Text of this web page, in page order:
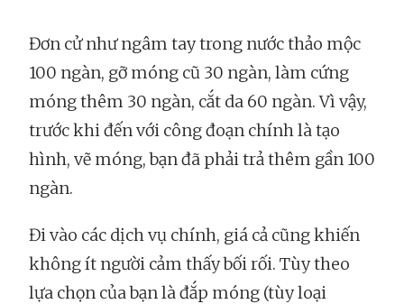
Đơn cử như ngâm tay trong nước thảo mộc
100 ngàn, gỡ móng cũ 30 ngàn, làm cứng
móng thêm 30 ngàn, cắt da 60 ngàn. Vì vậy,
trước khi đến với công đoạn chính là tạo
hình, vẽ móng, bạn đã phải trả thêm gần 100
ngàn.
Đi vào các dịch vụ chính, giá cả cũng khiến
không ít người cảm thấy bối rối. Tùy theo
lựa chọn của bạn là đắp móng (tùy loại